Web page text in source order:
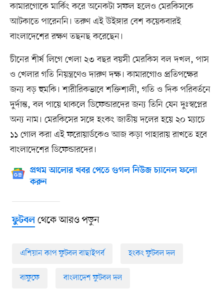
কামারগোকে মার্কিং করে অনেকটা সফল হলেও মেরকিসকে
আটকাতে পারেননি। তরুণ এই উইঙ্গার বেশ কয়েকবারই
বাংলাদেশের রক্ষণ তছনছ করেছেন।
‎চীনের শীর্ষ লিগে খেলা ২৩ বছর বয়সী মেরকিস বল দখল, পাস
ও খেলার গতি নিয়ন্ত্রণেও দারুণ দক্ষ। কামারগোও প্রতিপক্ষের
জন্য বড় হুমকি। শারীরিকভাবে শক্তিশালী, গতি ও দিক পরিবর্তনে
দুর্দান্ত, বল পায়ে থাকলে ডিফেন্ডারদের জন্য তিনি যেন দুঃস্বপ্নের
অন্য নাম। মেরকিসের সঙ্গে হংকং জাতীয় দলের হয়ে ২০ ম্যাচে
১১ গোল করা এই ফরোয়ার্ডকেও আজ কড়া পাহারায় রাখতে হবে
বাংলাদেশের ডিফেন্ডারদের।‎
প্রথম আলোর খবর পেতে গুগল নিউজ চ্যানেল ফলো
করুন
ফুটবলথেকে আরও পড়ুন
এশিয়ান কাপ ফুটবল বাছাইপর্ব হংকং ফুটবল দল
বাফুফে বাংলাদেশ ফুটবল দল